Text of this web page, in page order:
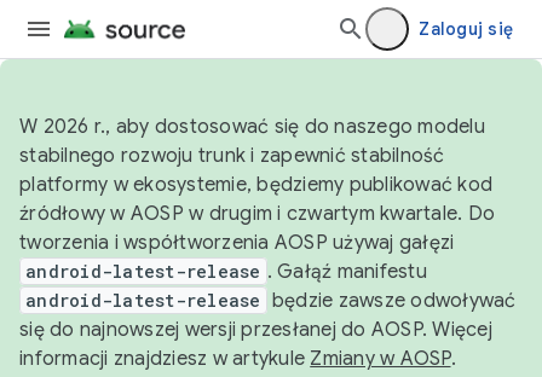
Zaloguj się
W 2026 r., aby dostosować się do naszego modelu
stabilnego rozwoju trunk i zapewnić stabilność
platformy w ekosystemie, będziemy publikować kod
źródłowy w AOSP w drugim i czwartym kwartale. Do
tworzenia i współtworzenia AOSP używaj gałęzi
android-latest-release . Gałąź manifestu
android-latest-release będzie zawsze odwoływać
się do najnowszej wersji przesłanej do AOSP. Więcej
informacji znajdziesz w artykule Zmiany w AOSP.